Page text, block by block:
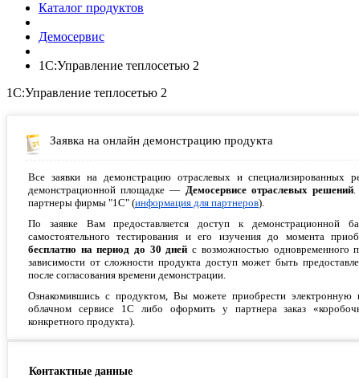
Каталог продуктов
Демосервис
1С:Управление теплосетью 2
1С:Управление теплосетью 2
Заявка на онлайн демонстрацию продукта
Все заявки на демонстрацию отраслевых и специализированных
демонстрационной площадке — Демосервисе отраслевых решений.
партнеры фирмы "1С" (информация для партнеров).
По заявке Вам предоставляется доступ к демонстрационной
самостоятельного тестирования и его изучения до момента
бесплатно на период до 30 дней с возможностью одновременного
зависимости от сложности продукта доступ может быть
после согласования времени демонстрации.
Ознакомившись с продуктом, Вы можете приобрести электронную
облачном сервисе 1С либо оформить у партнера заказ
конкретного продукта).
Контактные данные